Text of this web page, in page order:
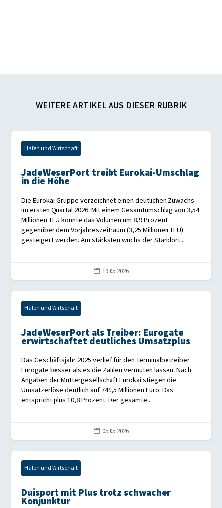
WEITERE ARTIKEL AUS DIESER RUBRIK
Hafen und Wirtschaft
JadeWeserPort treibt Eurokai-Umschlag
in die Höhe
Die Eurokai-Gruppe verzeichnet einen deutlichen Zuwachs
im ersten Quartal 2026. Mit einem Gesamtumschlag von 3,54
Millionen TEU konnte das Volumen um 8,9 Prozent
gegenüber dem Vorjahreszeitraum (3,25 Millionen TEU)
gesteigert werden. Am stärksten wuchs der Standort...
 19.05.2026
Hafen und Wirtschaft
JadeWeserPort als Treiber: Eurogate
erwirtschaftet deutliches Umsatzplus
Das Geschäftsjahr 2025 verlief für den Terminalbetreiber
Eurogate besser als es die Zahlen vermuten lassen. Nach
Angaben der Muttergesellschaft Eurokai stiegen die
Umsatzerlöse deutlich auf 749,5 Millionen Euro. Das
entspricht plus 10,8 Prozent. Der gesamte...
 05.05.2026
Hafen und Wirtschaft
Duisport mit Plus trotz schwacher
Konjunktur